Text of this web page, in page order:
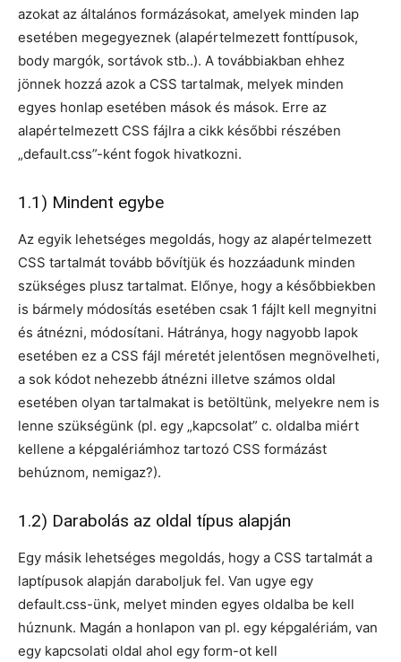
azokat az általános formázásokat, amelyek minden lap
esetében megegyeznek (alapértelmezett fonttípusok,
body margók, sortávok stb..). A továbbiakban ehhez
jönnek hozzá azok a CSS tartalmak, melyek minden
egyes honlap esetében mások és mások. Erre az
alapértelmezett CSS fájlra a cikk későbbi részében
„default.css”-ként fogok hivatkozni.
1.1) Mindent egybe
Az egyik lehetséges megoldás, hogy az alapértelmezett
CSS tartalmát tovább bővítjük és hozzáadunk minden
szükséges plusz tartalmat. Előnye, hogy a későbbiekben
is bármely módosítás esetében csak 1 fájlt kell megnyitni
és átnézni, módosítani. Hátránya, hogy nagyobb lapok
esetében ez a CSS fájl méretét jelentősen megnövelheti,
a sok kódot nehezebb átnézni illetve számos oldal
esetében olyan tartalmakat is betöltünk, melyekre nem is
lenne szükségünk (pl. egy „kapcsolat” c. oldalba miért
kellene a képgalériámhoz tartozó CSS formázást
behúznom, nemigaz?).
1.2) Darabolás az oldal típus alapján
Egy másik lehetséges megoldás, hogy a CSS tartalmát a
laptípusok alapján daraboljuk fel. Van ugye egy
default.css-ünk, melyet minden egyes oldalba be kell
húznunk. Magán a honlapon van pl. egy képgalériám, van
egy kapcsolati oldal ahol egy form-ot kell